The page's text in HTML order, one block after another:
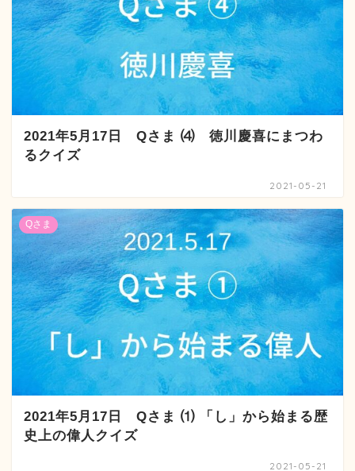
2021年5月17日 Qさま ⑷ 徳川慶喜にまつわ
るクイズ
2021-05-21
Qさま
2021年5月17日 Qさま ⑴ 「し」から始まる歴
史上の偉人クイズ
2021-05-21